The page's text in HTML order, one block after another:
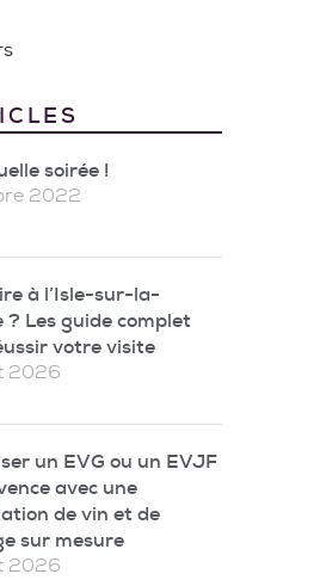
soirée !
2022
à l’Isle-sur-la-
? Les guide complet
votre visite
2026
un EVG ou un EVJF
avec une
de vin et de
sur mesure
2026